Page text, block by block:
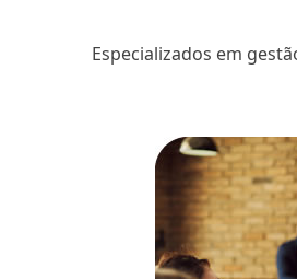
Especializados em